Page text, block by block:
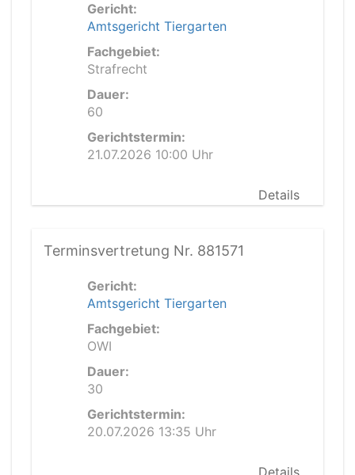
Gericht:
Amtsgericht Tiergarten
Fachgebiet:
Strafrecht
Dauer:
60
Gerichtstermin:
21.07.2026 10:00 Uhr
Details
Terminsvertretung Nr. 881571
Gericht:
Amtsgericht Tiergarten
Fachgebiet:
OWI
Dauer:
30
Gerichtstermin:
20.07.2026 13:35 Uhr
Details